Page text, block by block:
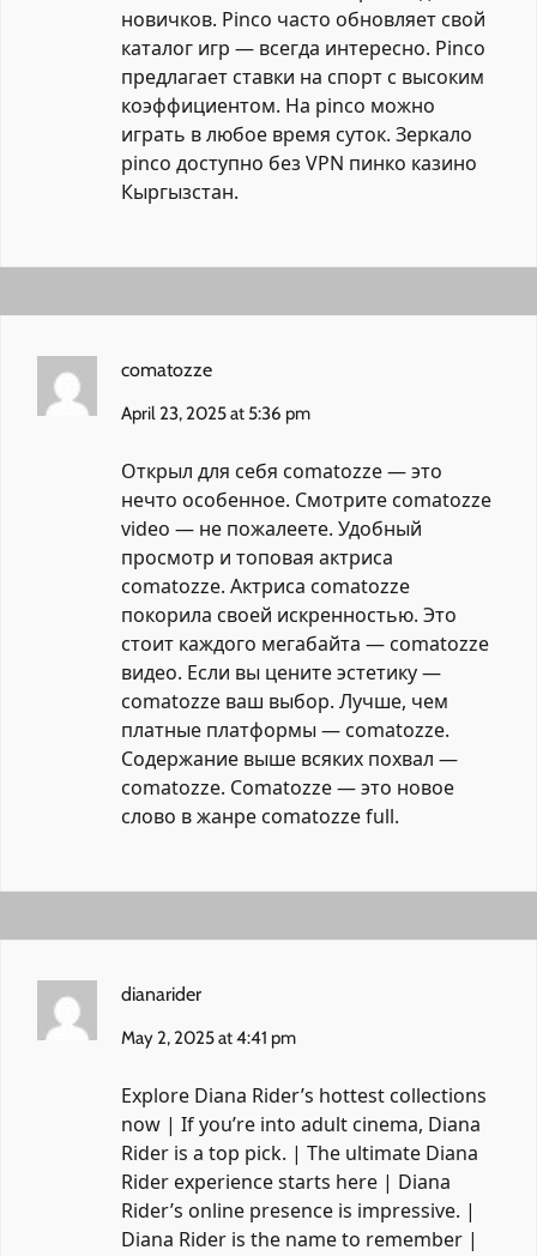
новичков. Pinco часто обновляет свой
каталог игр — всегда интересно. Pinco
предлагает ставки на спорт с высоким
коэффициентом. На pinco можно
играть в любое время суток. Зеркало
pinco доступно без VPN пинко казино
Кыргызстан.
comatozze
April 23, 2025 at 5:36 pm
Открыл для себя comatozze — это
нечто особенное. Смотрите comatozze
video — не пожалеете. Удобный
просмотр и топовая актриса
comatozze. Актриса comatozze
покорила своей искренностью. Это
стоит каждого мегабайта — comatozze
видео. Если вы цените эстетику —
comatozze ваш выбор. Лучше, чем
платные платформы — comatozze.
Содержание выше всяких похвал —
comatozze. Comatozze — это новое
слово в жанреcomatozze full.
dianarider
May 2, 2025 at 4:41 pm
Explore Diana Rider’s hottest collections
now | If you’re into adult cinema, Diana
Rider is a top pick. | The ultimate Diana
Rider experience starts here | Diana
Rider’s online presence is impressive. |
Diana Rider is the name to remember |